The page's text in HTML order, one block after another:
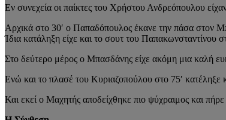
Εν συνεχεία οι παίκτες του Χρήστου Ανδρεόπουλου
Αρχικά στο 30′ ο Παπαδόπουλος έκανε την πάσα στον
Ίδια κατάληξη είχε και το σουτ του Παπακωνσταντίνου
Στο δεύτερο μέρος ο Μπασδάνης είχε ακόμη μια καλή
Ενώ και το πλασέ του Κυριαζοπούλου στο 75′ κατέληξε
Και εκεί ο Μαχητής αποδείχθηκε πιο ψύχραιμος και